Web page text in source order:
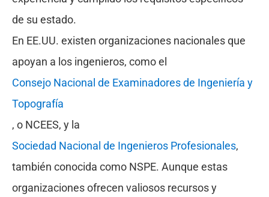
de su estado.
En EE.UU. existen organizaciones nacionales que
apoyan a los ingenieros, como el
Consejo Nacional de Examinadores de Ingeniería y
Topografía
, o NCEES, y la
Sociedad Nacional de Ingenieros Profesionales,
también conocida como NSPE. Aunque estas
organizaciones ofrecen valiosos recursos y